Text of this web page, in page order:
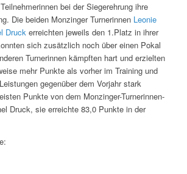
bei der Siegerehrung ihre
Die beiden Monzinger Turnerinnen Leonie
Druckerreichten jeweils den 1.Platz in ihrer
sich zusätzlich noch über einen Pokal
Turnerinnen kämpften hart und erzielten
mehr Punkte als vorher im Training und
gegenüber dem Vorjahr stark
Punkte von dem Monzinger-Turnerinnen-
Druck, sie erreichte 83,0 Punkte in der